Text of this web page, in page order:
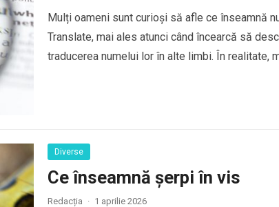
Mulți oameni sunt curioși să afle ce înseamnă
Translate, mai ales atunci când încearcă să
traducerea numelui lor în alte limbi. În realitate,
Diverse
Ce înseamnă șerpi în vis
Redacția · 1 aprilie 2026